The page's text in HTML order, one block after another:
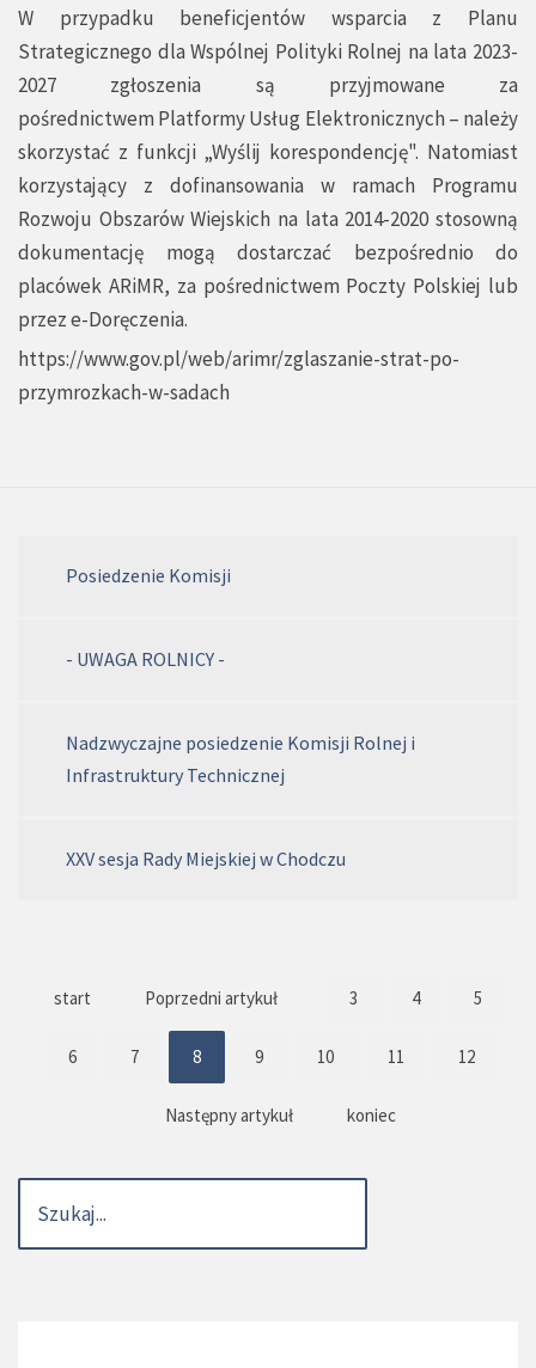
W przypadku beneficjentów wsparcia z Planu
Strategicznego dla Wspólnej Polityki Rolnej na lata 2023-
2027 zgłoszenia są przyjmowane za
pośrednictwem Platformy Usług Elektronicznych – należy
skorzystać z funkcji „Wyślij korespondencję". Natomiast
korzystający z dofinansowania w ramach Programu
Rozwoju Obszarów Wiejskich na lata 2014-2020 stosowną
dokumentację mogą dostarczać bezpośrednio do
placówek ARiMR, za pośrednictwem Poczty Polskiej lub
przez e-Doręczenia.
https://www.gov.pl/web/arimr/zglaszanie-strat-po-
przymrozkach-w-sadach
Posiedzenie Komisji
- UWAGA ROLNICY -
Nadzwyczajne posiedzenie Komisji Rolnej i
Infrastruktury Technicznej
XXV sesja Rady Miejskiej w Chodczu
start Poprzedni artykuł 3 4 5
6 7 8 9 10 11 12
Następny artykuł koniec